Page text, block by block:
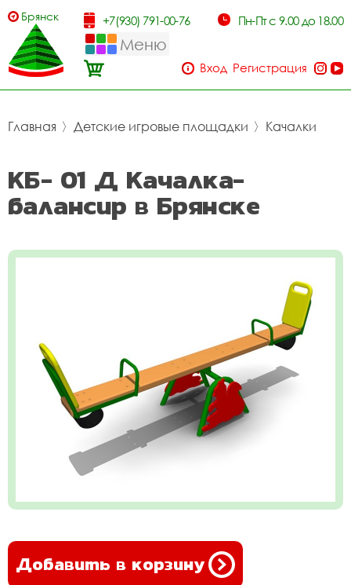
Брянск +7(930) 791-00-76 Пн-Пт с 9.00 до 18.00
Меню
Вход Регистрация
Главная 〉 Детские игровые площадки 〉 Качалки
КБ- 01 Д Качалка-
балансир в Брянске
Добавить в корзину